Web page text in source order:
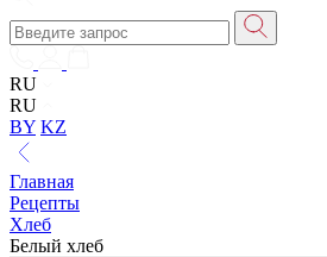
RU
RU
BY KZ
Главная
Рецепты
Хлеб
Белый хлеб